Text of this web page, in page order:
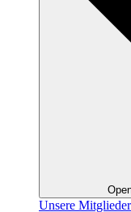
Unsere Mitglieder